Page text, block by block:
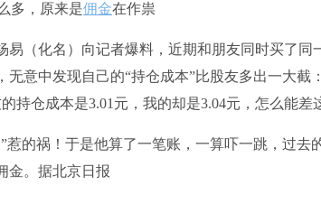
多，原来是佣金在作祟
易（化名）向记者爆料，近期和朋友同时买了同
意中发现自己的“持仓成本”比股友多出一大截
持仓成本是3.01元，我的却是3.04元，怎么能差
的祸！于是他算了一笔账，一算吓一跳，过去
金。据北京日报